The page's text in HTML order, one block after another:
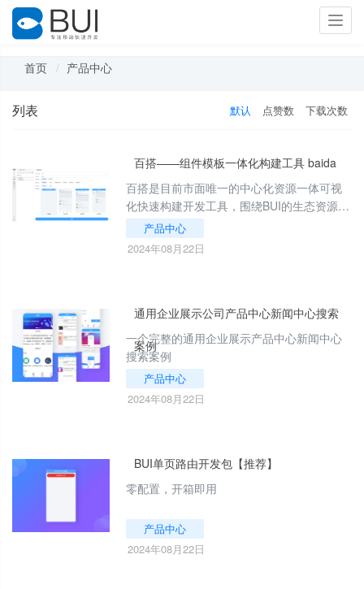
首页
产品中心
列表 默认 点赞数 下载次数
百搭——组件模板一体化构建工具 baida
百搭是目前市面唯一的中心化资源一体可视
化快速构建开发工具，围绕BUI的生态资源
（组件，模板，案例）整合，简化了开发构
建流程，集中管理项目，统一开发环境，减
少工程依赖安装等问题，有效提升开发效
需加载，高效复用；一次开发，平台适配；
流畅交互，原生体验；
产品中心
2024年08月22日
通用企业展示公司产品中心新闻中心搜索
案例
一个完整的通用企业展示产品中心新闻中心
搜索案例
产品中心
2024年08月22日
BUI单页路由开发包【推荐】
零配置，开箱即用
产品中心
2024年08月22日